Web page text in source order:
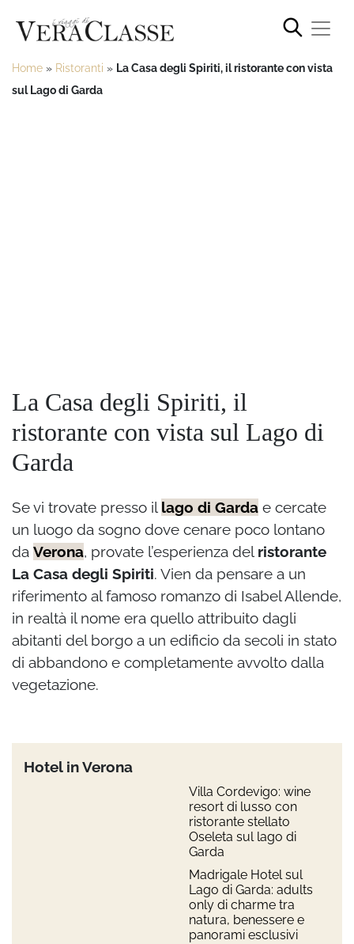
Home » Ristoranti » La Casa degli Spiriti, il ristorante con vista
sul Lago di Garda
La Casa degli Spiriti, il
ristorante con vista sul Lago di
Garda
Se vi trovate presso il lago di Garda e cercate
un luogo da sogno dove cenare poco lontano
da Verona, provate l’esperienza del ristorante
La Casa degli Spiriti. Vien da pensare a un
riferimento al famoso romanzo di Isabel Allende,
in realtà il nome era quello attribuito dagli
abitanti del borgo a un edificio da secoli in stato
di abbandono e completamente avvolto dalla
vegetazione.
Hotel in Verona
Villa Cordevigo: wine
resort di lusso con
ristorante stellato
Oseleta sul lago di
Garda
Madrigale Hotel sul
Lago di Garda: adults
only di charme tra
natura, benessere e
panorami esclusivi